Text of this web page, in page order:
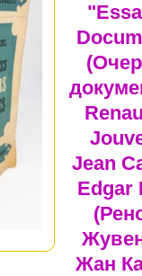
Jean
Edgar
Жан